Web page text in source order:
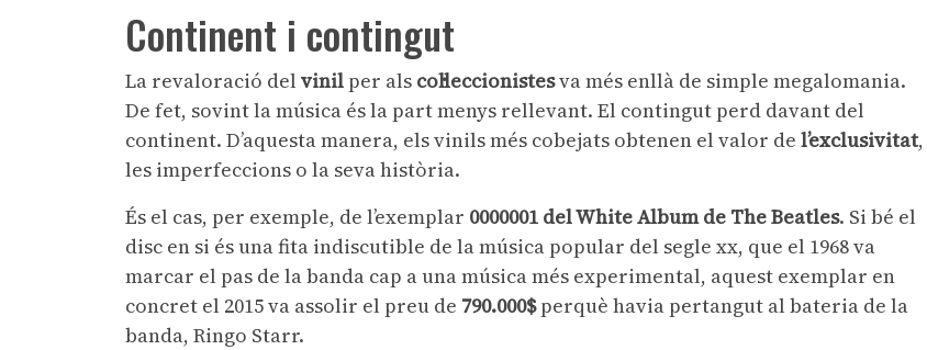
Continent i contingut
La revaloració del vinil per als col·leccionistesva més enllà de simple megalomania.
De fet, sovint la música és la part menys rellevant. El contingut perd davant del
continent. D’aquesta manera, els vinils més cobejats obtenen el valor de l’exclusivitat,
les imperfeccions o la seva història.
És el cas, per exemple, de l’exemplar 0000001 del White Album de The Beatles. Si bé el
disc en si és una fita indiscutible de la música popular del segle xx, que el 1968 va
marcar el pas de la banda cap a una música més experimental, aquest exemplar en
concret el 2015 va assolir el preu de 790.000$perquè havia pertangut al bateria de la
banda, Ringo Starr.